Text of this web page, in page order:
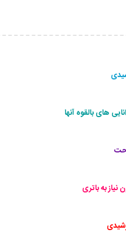
های بالقوه آنها
به باتری